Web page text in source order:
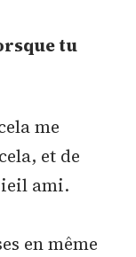
tu
me
et de
ami.
en même